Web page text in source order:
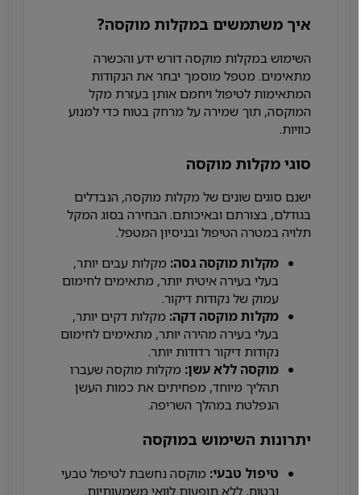
איך משתמשים במקלות מוקסה?
השימוש במקלות מוקסה דורש ידע והכשרה
מתאימים. מטפל מוסמך יבחר את הנקודות
המתאימות לטיפול ויחמם אותן בעזרת מקל
המוקסה, תוך שמירה על מרחק בטוח כדי למנוע
כוויות.
סוגי מקלות מוקסה
ישנם סוגים שונים של מקלות מוקסה, הנבדלים
בגודלם, בצורתם ובאיכותם. הבחירה בסוג המקל
תלויה במטרה הטיפול ובניסיון המטפל.
מקלות מוקסה גסה:מקלות עבים יותר,
בעלי בעירה איטית יותר, מתאימים לחימום
עמוק של נקודות דיקור.
מקלות מוקסה דקה:מקלות דקים יותר,
בעלי בעירה מהירה יותר, מתאימים לחימום
נקודות דיקור רדודות יותר.
מוקסה ללא עשן:מקלות מוקסה שעברו
תהליך מיוחד, מפחיתים את כמות העשן
הנפלטת במהלך השריפה.
יתרונות השימוש במוקסה
טיפול טבעי:מוקסה נחשבת לטיפול טבעי
ובטוח, ללא תופעות לוואי משמעותיות.